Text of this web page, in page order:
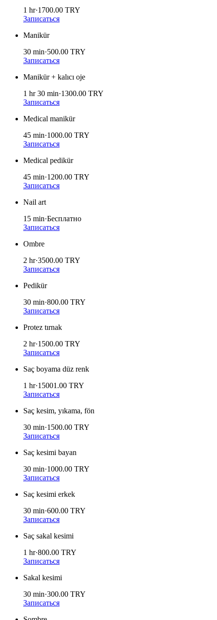
1 hr·1700.00 TRY
Записаться
Manikür
30 min·500.00 TRY
Записаться
Manikür + kalıcı oje
1 hr 30 min·1300.00 TRY
Записаться
Medical manikür
45 min·1000.00 TRY
Записаться
Medical pedikür
45 min·1200.00 TRY
Записаться
Nail art
15 min·Бесплатно
Записаться
Ombre
2 hr·3500.00 TRY
Записаться
Pedikür
30 min·800.00 TRY
Записаться
Protez tırnak
2 hr·1500.00 TRY
Записаться
Saç boyama düz renk
1 hr·15001.00 TRY
Записаться
Saç kesim, yıkama, fön
30 min·1500.00 TRY
Записаться
Saç kesimi bayan
30 min·1000.00 TRY
Записаться
Saç kesimi erkek
30 min·600.00 TRY
Записаться
Saç sakal kesimi
1 hr·800.00 TRY
Записаться
Sakal kesimi
30 min·300.00 TRY
Записаться